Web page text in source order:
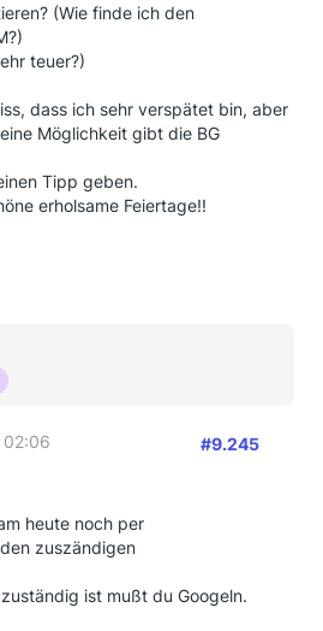
(Wie finde ich den
teuer?)
dass ich sehr verspätet bin, aber
Möglichkeit gibt die BG
Tipp geben.
erholsame Feiertage!!
02:06 #9.245
heute noch per
zuszändigen
ist mußt du Googeln.